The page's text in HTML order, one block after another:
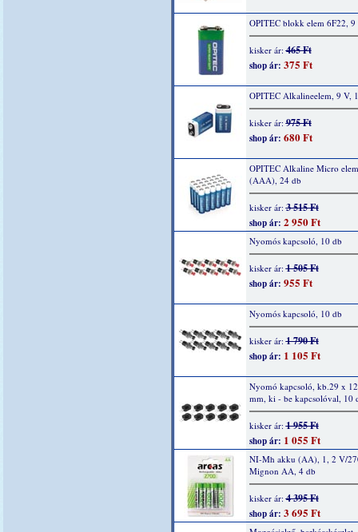
OPITEC blokk elem 6F22, 9
kisker ár:465 Ft
shop ár: 375 Ft
OPITEC Alkalineelem, 9 V,
kisker ár:975 Ft
shop ár: 680 Ft
OPITEC Alkaline Micro
(AAA), 24 db
kisker ár:3 515 Ft
shop ár: 2 950 Ft
Nyomós kapcsoló, 10 db
kisker ár:1 505 Ft
shop ár: 955 Ft
Nyomós kapcsoló, 10 db
kisker ár:1 790 Ft
shop ár: 1 105 Ft
Nyomó kapcsoló, kb.29 x
mm, ki - be kapcsolóval, 10
kisker ár:1 955 Ft
shop ár: 1 055 Ft
NI-Mh akku (AA), 1, 2 V/
Mignon AA, 4 db
kisker ár:4 395 Ft
shop ár: 3 695 Ft